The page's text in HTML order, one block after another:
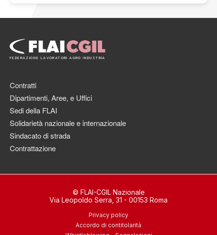
FEDERAZIONE LAVORATORI AGRO INDUSTRIA
Contratti
Dipartimenti, Aree, e Uffici
Sedi della FLAI
Solidarietà nazionale e internazionale
Sindacato di strada
Contrattazione
© FLAI-CGIL Nazionale
Via Leopoldo Serra, 31 - 00153 Roma
Privacy policy
Accordo di contitolarità